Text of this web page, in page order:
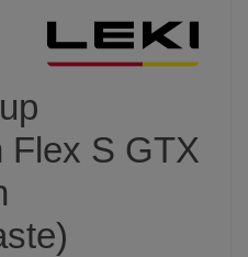
Flex S GTX